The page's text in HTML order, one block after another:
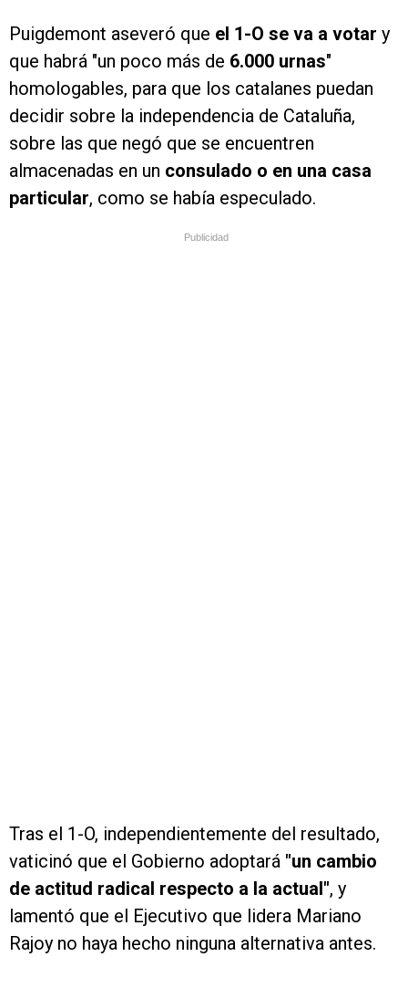
Puigdemont aseveró que el 1-O se va a votar y
que habrá "un poco más de 6.000 urnas"
homologables, para que los catalanes puedan
decidir sobre la independencia de Cataluña,
sobre las que negó que se encuentren
almacenadas en un consulado o en una casa
particular, como se había especulado.
Publicidad
Tras el 1-O, independientemente del resultado,
vaticinó que el Gobierno adoptará "un cambio
de actitud radical respecto a la actual", y
lamentó que el Ejecutivo que lidera Mariano
Rajoy no haya hecho ninguna alternativa antes.